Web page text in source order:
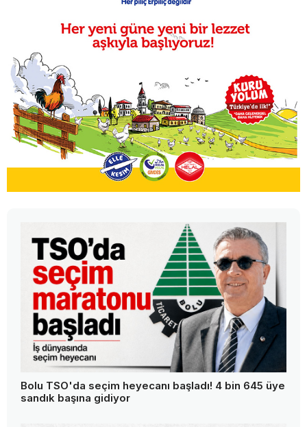
Bolu TSO'da seçim heyecanı başladı! 4 bin 645 üye
sandık başına gidiyor